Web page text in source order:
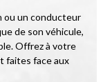
ou un conducteur
de son véhicule,
Offrez à votre
faites face aux